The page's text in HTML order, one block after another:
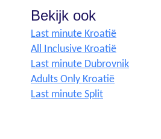
Bekijk ook
Last minute Kroatië
All Inclusive Kroatië
Last minute Dubrovnik
Adults Only Kroatië
Last minute Split